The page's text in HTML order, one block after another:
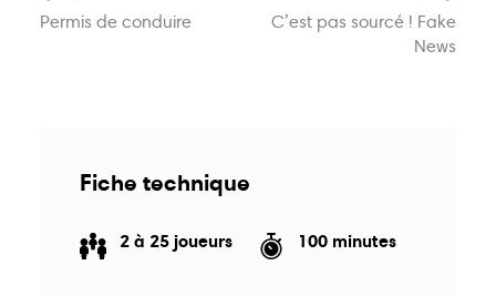
Permis de conduire
C’est pas sourcé ! Fake
News
Fiche technique
2 à 25 joueurs 100 minutes